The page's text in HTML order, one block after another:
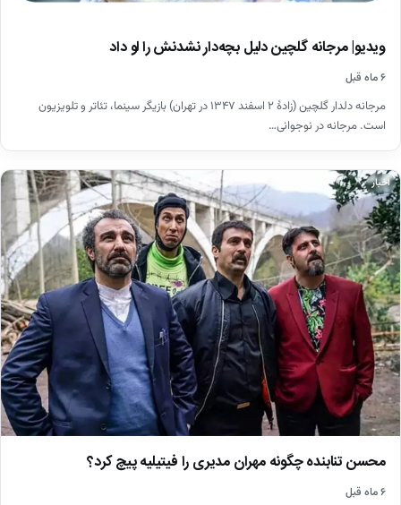
ویدیو| مرجانه گلچین دلیل بچه‌دار نشدنش را لو داد
۶ ماه قبل
مرجانه دلدار گلچین (زادهٔ ۲ اسفند ۱۳۴۷ در تهران) بازیگر سینما، تئاتر و تلویزیون
است. مرجانه در نوجوانی…
اخبار
محسن تنابنده چگونه مهران مدیری را فیتیلیه پیچ کرد؟
۶ ماه قبل